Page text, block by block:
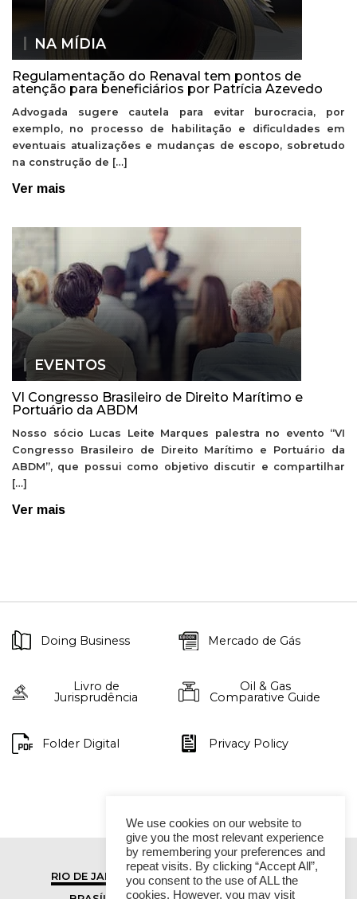
NA MÍDIA
Regulamentação do Renaval tem pontos de
atenção para beneficiários por Patrícia Azevedo
Advogada sugere cautela para evitar burocracia, por
exemplo, no processo de habilitação e dificuldades em
eventuais atualizações e mudanças de escopo, sobretudo
na construção de […]
Ver mais
EVENTOS
VI Congresso Brasileiro de Direito Marítimo e
Portuário da ABDM
Nosso sócio Lucas Leite Marques palestra no evento “VI
Congresso Brasileiro de Direito Marítimo e Portuário da
ABDM”, que possui como objetivo discutir e compartilhar
[…]
Ver mais
Doing Business Mercado de Gás
Livro de
Jurisprudência
Oil & Gas
Comparative Guide
Folder Digital Privacy Policy
RIO DE JANEIRO
SÃO PAULO
We use cookies on our website to
give you the most relevant experience
by remembering your preferences and
repeat visits. By clicking “Accept All”,
you consent to the use of ALL the
cookies. However, you may visit